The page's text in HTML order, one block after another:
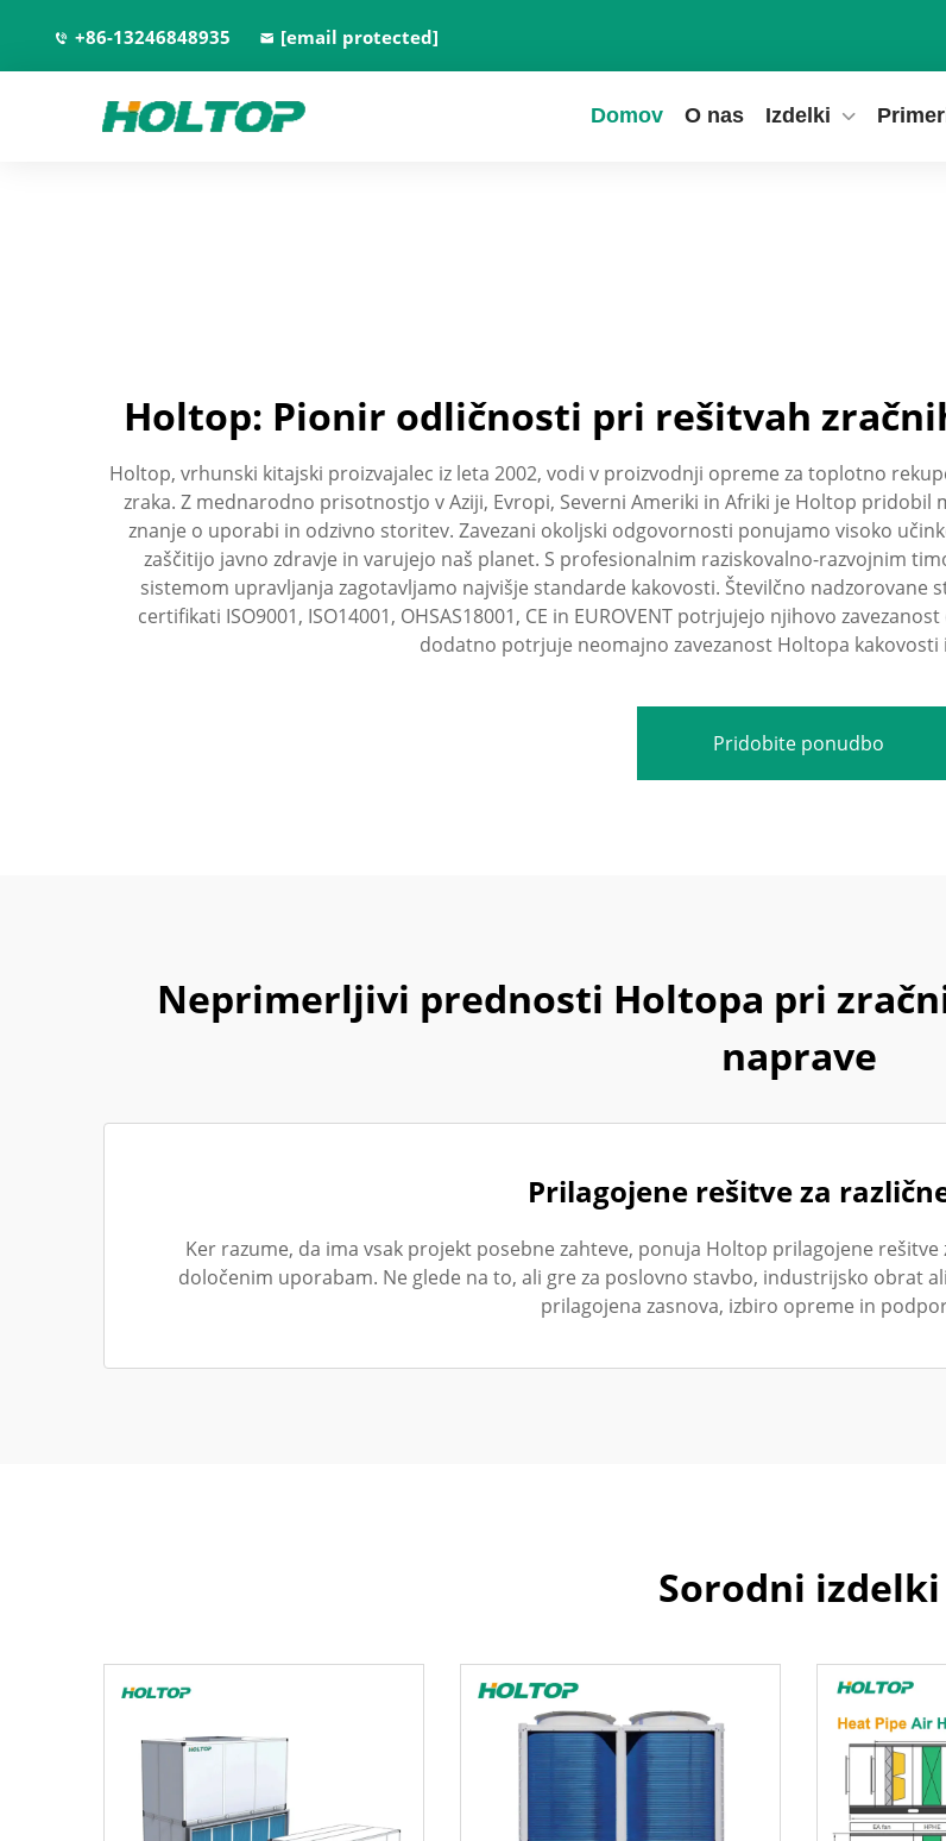
+86-13246848935 [email protected]
Domov O nas Izdelki
Holtop: Pionir odličnosti pri rešitvah
Holtop, vrhunski kitajski proizvajalec iz leta 2002, vodi v proizvodnji opreme za toplotno
zraka. Z mednarodno prisotnostjo v Aziji, Evropi, Severni Ameriki in Afriki je Holtop pridobil
znanje o uporabi in odzivno storitev. Zavezani okoljski odgovornosti ponujamo visoko
zaščitijo javno zdravje in varujejo naš planet. S profesionalnim raziskovalno-razvojnim
sistemom upravljanja zagotavljamo najvišje standarde kakovosti. Številčno
certifikati ISO9001, ISO14001, OHSAS18001, CE in EUROVENT potrjujejo njihovo
dodatno potrjuje neomajno zavezanost Holtopa
Pridobite ponudbo
Neprimerljivi prednosti Holtopa pri
naprave
Prilagojene rešitve za
Ker razume, da ima vsak projekt posebne zahteve, ponuja Holtop prilagojene
določenim uporabam. Ne glede na to, ali gre za poslovno stavbo, industrijsko obrat
prilagojena zasnova, izbiro opreme in
Sorodni izdelki